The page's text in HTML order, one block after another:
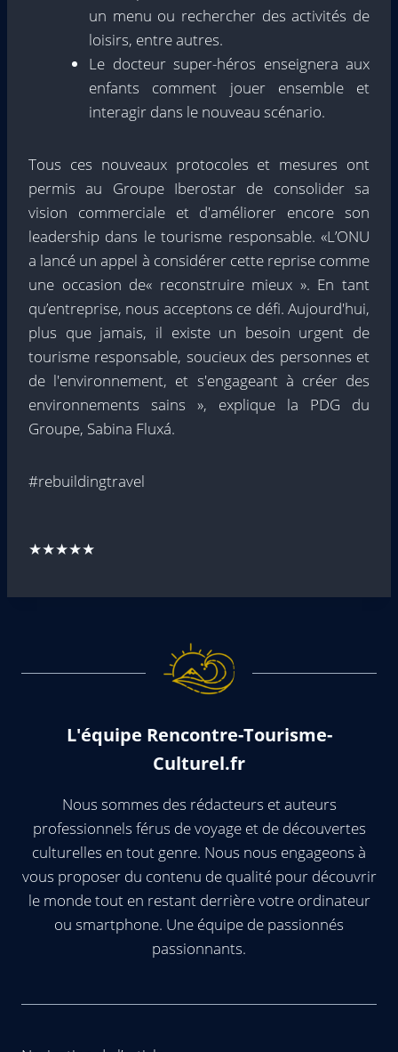
un menu ou rechercher des activités de
loisirs, entre autres.
Le docteur super-héros enseignera aux
enfants comment jouer ensemble et
interagir dans le nouveau scénario.
Tous ces nouveaux protocoles et mesures ont
permis au Groupe Iberostar de consolider sa
vision commerciale et d'améliorer encore son
leadership dans le tourisme responsable. «L’ONU
a lancé un appel à considérer cette reprise comme
une occasion de« reconstruire mieux ». En tant
qu’entreprise, nous acceptons ce défi. Aujourd'hui,
plus que jamais, il existe un besoin urgent de
tourisme responsable, soucieux des personnes et
de l'environnement, et s'engageant à créer des
environnements sains », explique la PDG du
Groupe, Sabina Fluxá.
#rebuildingtravel
★★★★★
L'équipe Rencontre-Tourisme-
Culturel.fr
Nous sommes des rédacteurs et auteurs
professionnels férus de voyage et de découvertes
culturelles en tout genre. Nous nous engageons à
vous proposer du contenu de qualité pour découvrir
le monde tout en restant derrière votre ordinateur
ou smartphone. Une équipe de passionnés
passionnants.